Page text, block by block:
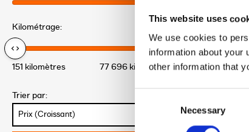
This website uses
We use cookies to
information about your
other information that
Necessary
Kilométrage:
151 kilomètres 77 696 kilomètres
Trier par:
Année:
Couleur:
2019